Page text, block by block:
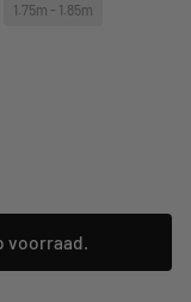
1.75m - 1.85m
voorraad.